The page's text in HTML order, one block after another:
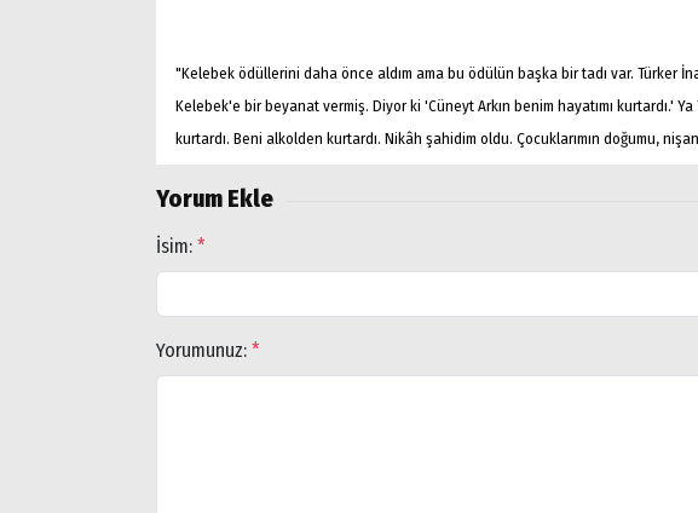
"Kelebek ödüllerini daha önce aldım ama bu ödülün başka bir tadı var. Türker
Kelebek'e bir beyanat vermiş. Diyor ki 'Cüneyt Arkın benim hayatımı kurtardı.'
kurtardı. Beni alkolden kurtardı. Nikâh şahidim oldu. Çocuklarımın doğumu,
Yorum Ekle
İsim: *
Yorumunuz: *